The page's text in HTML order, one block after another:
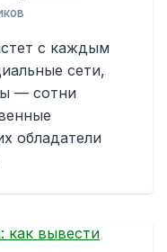
с каждым
сети,
— сотни
обладатели